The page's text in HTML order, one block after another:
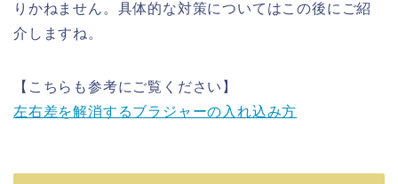
りかねません。具体的な対策についてはこの後にご紹
介しますね。
【こちらも参考にご覧ください】
左右差を解消するブラジャーの入れ込み方